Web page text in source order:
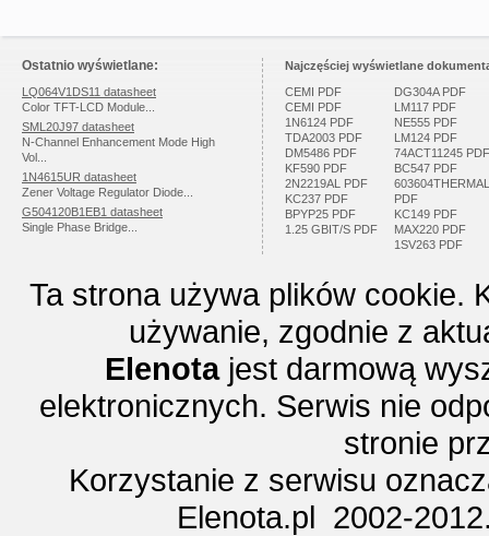
Ostatnio wyświetlane:
LQ064V1DS11 datasheet
Color TFT-LCD Module...
SML20J97 datasheet
N-Channel Enhancement Mode High
Vol...
1N4615UR datasheet
Zener Voltage Regulator Diode...
G504120B1EB1 datasheet
Single Phase Bridge...
Najczęściej wyświetlane
CEMI PDF
CEMI PDF
1N6124 PDF
TDA2003 PDF
DM5486 PDF
KF590 PDF
2N2219AL PDF
KC237 PDF
BPYP25 PDF
1.25 GBIT/S PDF
DG304A PDF
LM117 PDF
NE555 PDF
LM124 PDF
74ACT11245 PDF
BC547 PDF
603604THERMAL
PDF
KC149 PDF
MAX220 PDF
1SV263 PDF
Ta strona używa plików cookie.
używanie, zgodnie z
Elenotajest darmową
elektronicznych. Serwis nie
stronie
Korzystanie z serwisu
Elenota.pl 2002-